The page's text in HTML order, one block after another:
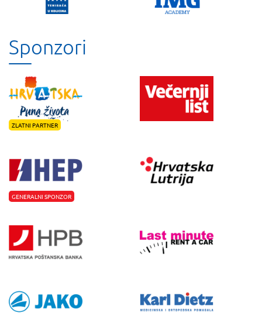
Sponzori
ZLATNI PARTNER
GENERALNI SPONZOR